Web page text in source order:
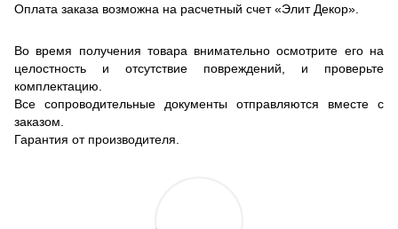
Оплата заказа возможна на расчетный счет «Элит Декор».
Во время получения товара внимательно осмотрите его на
целостность и отсутствие повреждений, и проверьте
комплектацию.
Все сопроводительные документы отправляются вместе с
заказом.
Гарантия от производителя.